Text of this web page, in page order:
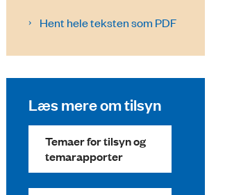
Hent hele teksten som PDF
Læs mere om tilsyn
Temaer for tilsyn og
temarapporter